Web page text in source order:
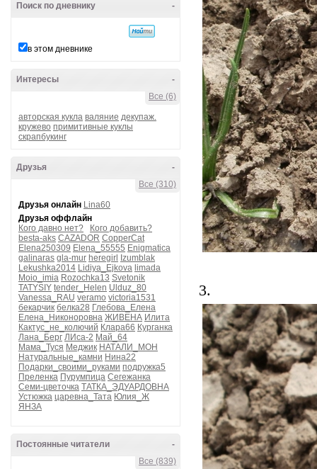
-
Поиск по дневнику
в этом дневнике
-
Интересы
Все (6)
авторская кукла валяние декупаж.
кружево примитивные куклы
скрапбукинг
-
Друзья
Все (310)
Друзья онлайн Lina60
Друзья оффлайн
Кого давно нет?
Кого добавить?
besta-aks CAZADOR CopperCat
Elena250309 Elena_55555 Enigmatica
galinaras gla-mur heregirl
Izumblak
Lekushka2014 Lidiya_Ejkova limada
Moio_imia Rozochka13 Svetonik
TATYSIY tender_Helen Ulduz_80
Vanessa_RAU veramo victoria1531
бекарчик белка28 Глебова_Елена
Елена_Никоноровна ЖИВЕНА Илита
Кактус_не_колючий Клара66 Курганка
Лана_Берг ЛИса-2 Май_64
Мама_Туся Меджик НАТАЛИ_МОН
Натуральные_камни Нина22
Подарки_своими_руками подружка5
Преленка Пурумпица Сегежанка
Семи-цветочка ТАТКА_ЭДУАРДОВНА
Устюжка царевна_Тата Юлия_Ж
ЯНЗА
-
Постоянные читатели
Все (839)
3.